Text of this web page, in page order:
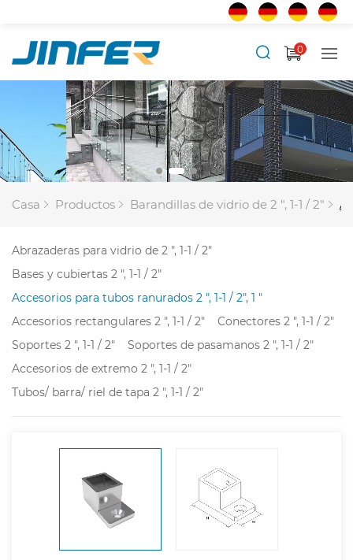
0
Casa Productos Barandillas de vidrio de 2 ", 1-1 / 2"
Abrazaderas para vidrio de 2 ", 1-1 / 2"
Bases y cubiertas 2 ", 1-1 / 2"
Accesorios para tubos ranurados 2 ", 1-1 / 2", 1 "
Accesorios rectangulares 2 ", 1-1 / 2"
Conectores 2 ", 1-1 / 2"
Soportes 2 ", 1-1 / 2"
Soportes de pasamanos 2 ", 1-1 / 2"
Accesorios de extremo 2 ", 1-1 / 2"
Tubos/ barra/ riel de tapa 2 ", 1-1 / 2"